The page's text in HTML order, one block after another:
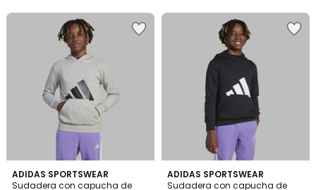
ADIDAS SPORTSWEAR
Sudadera con capucha de
4,8
/ 5
ADIDAS SPORTSWEAR
Sudadera con capucha de
4,8
/ 5